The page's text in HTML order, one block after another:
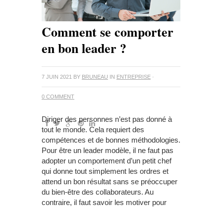
Comment se comporter
en bon leader ?
7 JUIN 2021 BY BRUNEAU IN ENTREPRISE ·
0 COMMENT
Diriger des personnes n’est pas donné à
tout le monde. Cela requiert des
compétences et de bonnes méthodologies.
Pour être un leader modèle, il ne faut pas
adopter un comportement d’un petit chef
qui donne tout simplement les ordres et
attend un bon résultat sans se préoccuper
du bien-être des collaborateurs. Au
contraire, il faut savoir les motiver pour